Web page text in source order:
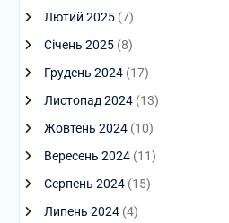
Лютий 2025(7)
Січень 2025(8)
Грудень 2024(17)
Листопад 2024(13)
Жовтень 2024(10)
Вересень 2024(11)
Серпень 2024(15)
Липень 2024(4)